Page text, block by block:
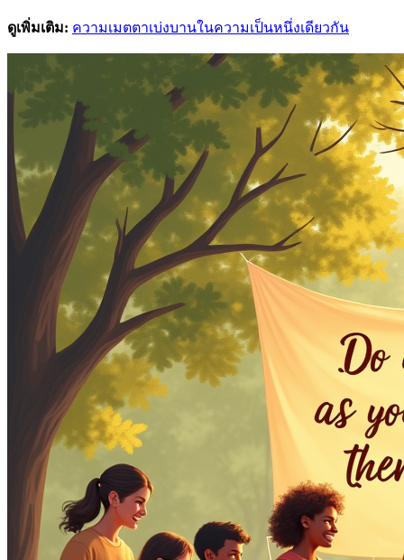
ดูเพิ่มเติม: ความเมตตาเบ่งบานในความเป็นหนึ่งเดียวกัน